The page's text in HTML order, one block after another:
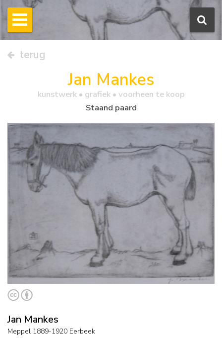
terug
Jan Mankes
kunstwerk • grafiek• voorheen te koop
Staand paard
Jan Mankes
Meppel 1889-1920 Eerbeek